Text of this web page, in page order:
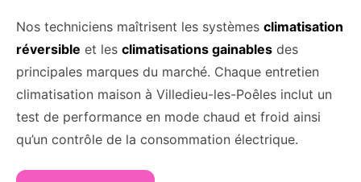
Nos techniciens maîtrisent les systèmes climatisation
réversible et les climatisations gainables des
principales marques du marché. Chaque entretien
climatisation maison à Villedieu-les-Poêles inclut un
test de performance en mode chaud et froid ainsi
qu’un contrôle de la consommation électrique.